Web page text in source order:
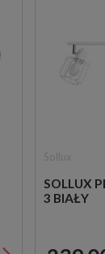
SOLLUX
3 BIAŁY